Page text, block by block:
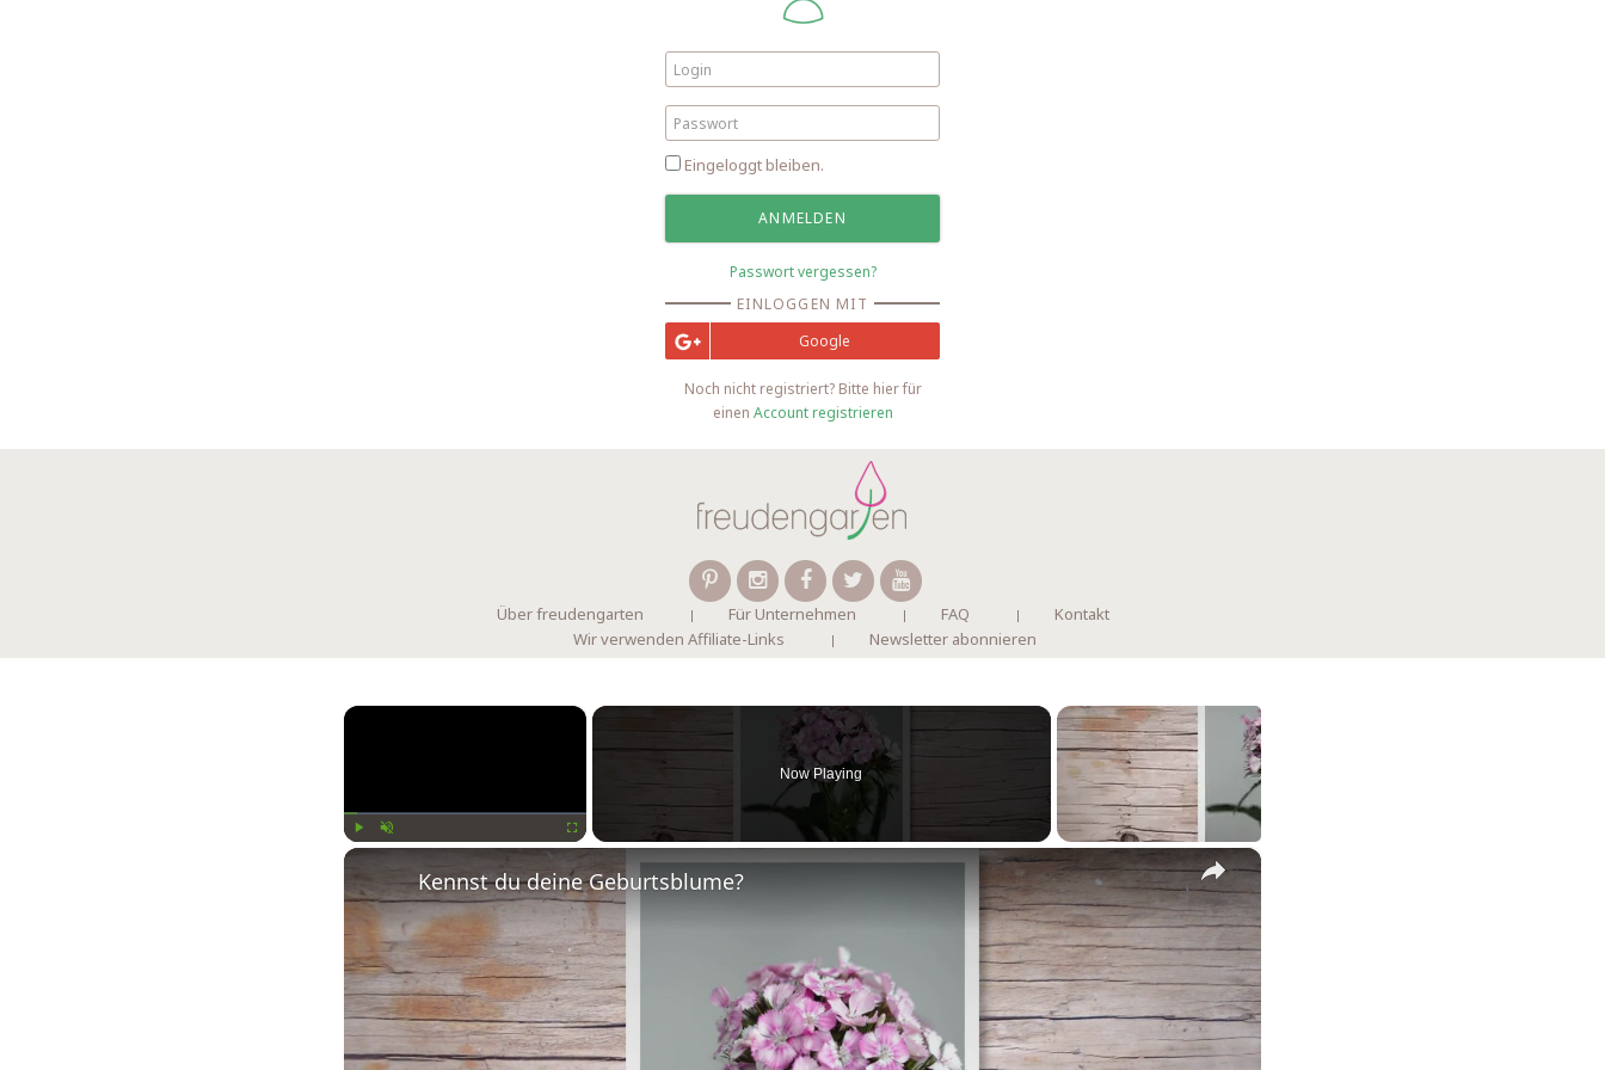
Eingeloggt bleiben.
Passwort vergessen?
EINLOGGEN MIT
Google
Noch nicht registriert? Bitte hier für
einen Account registrieren
Über freudengarten Für Unternehmen FAQ
Kontakt
Wir verwenden Affiliate-Links
Newsletter abonnieren
×
Now Playing
×
Kennst du deine Geburtsblume?